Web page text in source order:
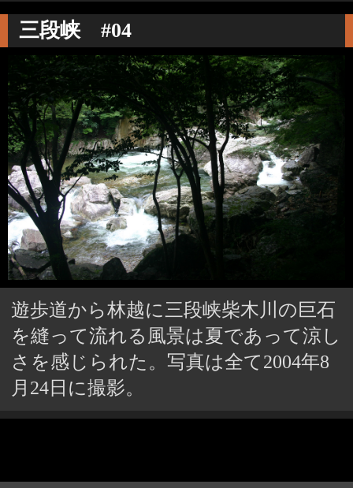
三段峡 #04
遊歩道から林越に三段峡柴木川の巨石
を縫って流れる風景は夏であって涼し
さを感じられた。写真は全て2004年8
月24日に撮影。